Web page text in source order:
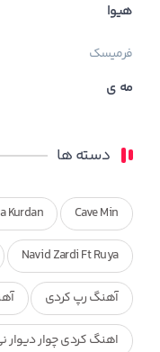
هیوا
فرمیسک
مه ی
دسته ها
Cave Min
Kurdan
Navid Zardi Ft Ruya
آهنگ رپ کردی
اهنگ کردی چوار دیوار